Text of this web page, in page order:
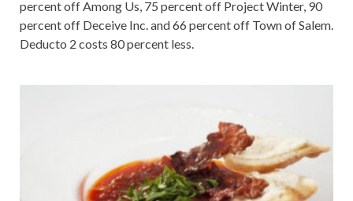
percent off Among Us, 75 percent off Project Winter, 90
percent off Deceive Inc. and 66 percent off Town of Salem.
Deducto 2 costs 80 percent less.